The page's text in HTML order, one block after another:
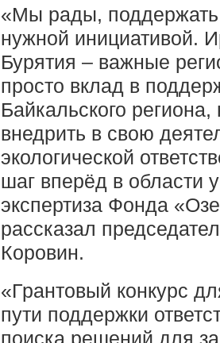
«Мы рады,
нужной инициативой.
Бурятия – важные
просто вклад в
Байкальского
внедрить в свою
экологической
шаг вперёд в области
экспертиза Фонда
рассказал
Коровин.
«Грантовый конкурс
пути поддержки